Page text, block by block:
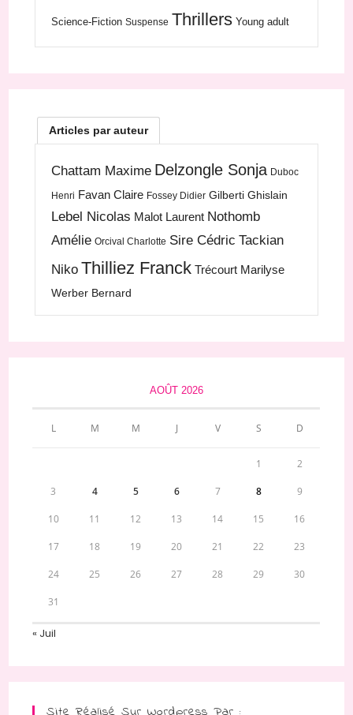
Science-Fiction Suspense Thrillers Young adult
Articles par auteur
Chattam Maxime Delzongle Sonja Duboc
Henri Favan Claire Fossey Didier Gilberti Ghislain
Lebel Nicolas Malot Laurent Nothomb
Amélie Orcival Charlotte Sire Cédric Tackian
Niko Thilliez Franck Trécourt Marilyse
Werber Bernard
AOÛT 2026
L M M J V S D
1 2
3 4 5 6 7 8 9
10 11 12 13 14 15 16
17 18 19 20 21 22 23
24 25 26 27 28 29 30
31
« Juil